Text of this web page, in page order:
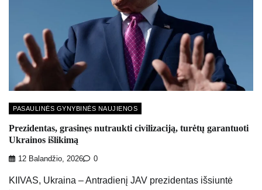
PASAULINĖS GYNYBINĖS NAUJIENOS
Prezidentas, grasinęs nutraukti civilizaciją, turėtų garantuoti
Ukrainos išlikimą
12 Balandžio, 2026 0
KIIVAS, Ukraina – Antradienį JAV prezidentas išsiuntė